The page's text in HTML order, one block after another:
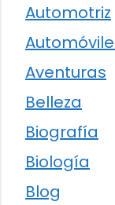
Automotriz
Aventuras
Belleza
Biografía
Biología
Blog